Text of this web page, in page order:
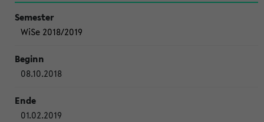
WiSe 2018/2019
08.10.2018
01.02.2019